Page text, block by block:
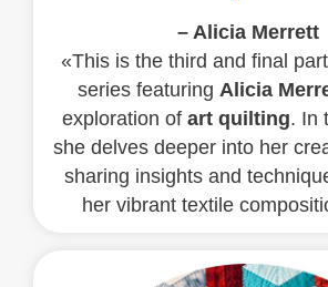
– Alicia Merrett
«This is the third and final
series featuring Alicia
exploration of art quilting. In
she delves deeper into her
sharing insights and
her vibrant textile